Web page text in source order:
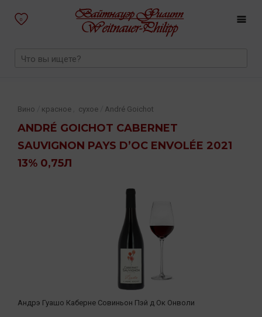
0
ANDRÉ GOICHOT CABERNET
SAUVIGNON PAYS D’OC ENVOLÉE 2021
13% 0,75Л
Вино красное сухое André Goichot
Андрэ Гуашо Каберне Совиньон Пэй д Ок Онволи